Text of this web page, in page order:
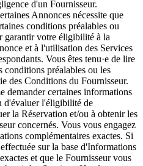
d'un Fournisseur.
Annonces nécessite que
conditions préalables ou
garantir votre éligibilité à la
et à l'utilisation des Services
Vous êtes tenu·e de lire
conditions préalables ou les
des Conditions du Fournisseur.
demander certaines informations
d'évaluer l'éligibilité de
la Réservation et/ou à obtenir les
concernés. Vous vous engagez
complémentaires exactes. Si
sur la base d'Informations
et que le Fournisseur vous